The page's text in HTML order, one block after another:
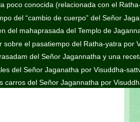
poco conocida (relacionada con el
del “cambio de cuerpo” del Señor
del mahaprasada del Templo de
sobre el pasatiempo del Ratha-yatra por
del Señor Jagannatha y una
del Señor Jaganatha por Visuddha-
carros del Señor Jagannatha por
de la nota anterior: Jaganatha Puri
de la nota anterior: Aunque